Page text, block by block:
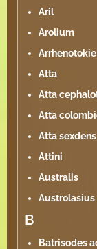
Aril
Arolium
Arrhenotokie
Atta
Atta
Atta
Atta sexdens
Attini
Australis
Austrolasius
B
Batrisodes